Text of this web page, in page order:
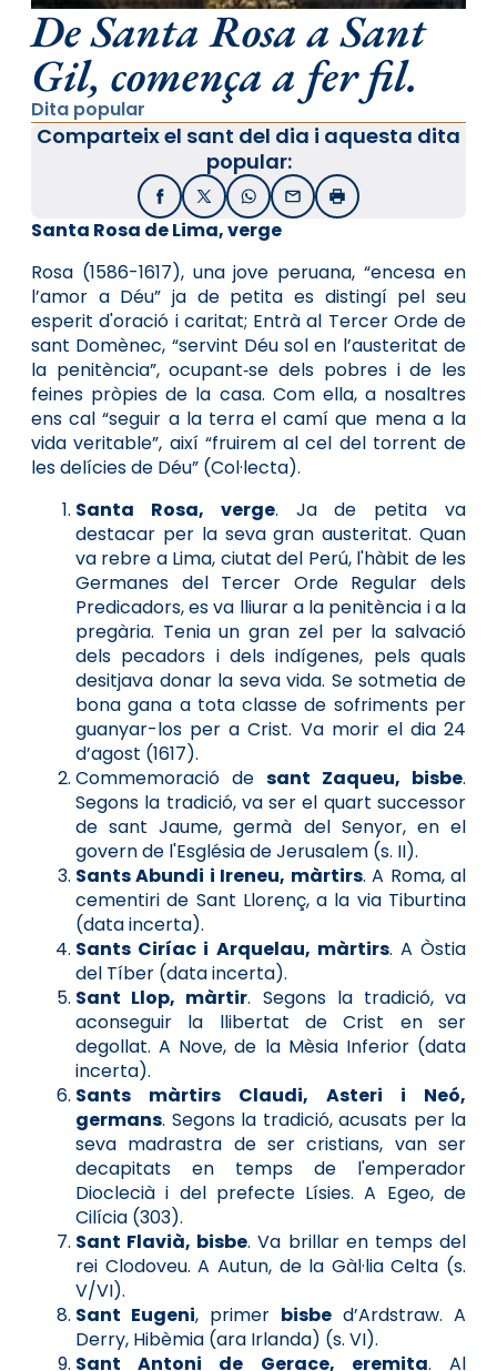
De Santa Rosa a Sant
Gil, comença a fer fil.
Dita popular
Comparteix el sant del dia i aquesta dita
popular:
FacebookX / TwitterWhatsApp
EmailImprimir
Santa Rosa de Lima, verge
Rosa (1586-1617), una jove peruana, “encesa en
l’amor a Déu” ja de petita es distingí pel seu
esperit d'oració i caritat; Entrà al Tercer Orde de
sant Domènec, “servint Déu sol en l’austeritat de
la penitència”, ocupant‑se dels pobres i de les
feines pròpies de la casa. Com ella, a nosaltres
ens cal “seguir a la terra el camí que mena a la
vida veritable”, així “fruirem al cel del torrent de
les delícies de Déu” (Col·lecta).
Santa Rosa, verge. Ja de petita va
destacar per la seva gran austeritat. Quan
va rebre a Lima, ciutat del Perú, l'hàbit de les
Germanes del Tercer Orde Regular dels
Predicadors, es va lliurar a la penitència i a la
pregària. Tenia un gran zel per la salvació
dels pecadors i dels indígenes, pels quals
desitjava donar la seva vida. Se sotmetia de
bona gana a tota classe de sofriments per
guanyar-los per a Crist. Va morir el dia 24
d’agost (1617).
Commemoració de sant Zaqueu, bisbe.
Segons la tradició, va ser el quart successor
de sant Jaume, germà del Senyor, en el
govern de l'Església de Jerusalem (s. II).
Sants Abundi i Ireneu, màrtirs. A Roma, al
cementiri de Sant Llorenç, a la via Tiburtina
(data incerta).
Sants Ciríac i Arquelau, màrtirs. A Òstia
del Tíber (data incerta).
Sant Llop, màrtir. Segons la tradició, va
aconseguir la llibertat de Crist en ser
degollat. A Nove, de la Mèsia Inferior (data
incerta).
Sants màrtirs Claudi, Asteri i Neó,
germans. Segons la tradició, acusats per la
seva madrastra de ser cristians, van ser
decapitats en temps de l'emperador
Dioclecià i del prefecte Lísies. A Egeo, de
Cilícia (303).
Sant Flavià, bisbe. Va brillar en temps del
rei Clodoveu. A Autun, de la Gàl·lia Celta (s.
V/VI).
Sant Eugeni, primer bisbe d’Ardstraw. A
Derry, Hibèmia (ara Irlanda) (s. VI).
Sant Antoni de Gerace, eremita. Al